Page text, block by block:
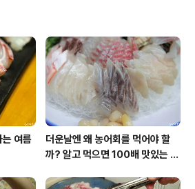
는 방법 당신의 다이어
짱과 몸짱이 선천적으로
는 것. TV 에서 비춰지는
진 초콜릿 복근을 가진 미
트를 병행하면서 다져진
는 여름
더운날엔 왜 농어회를 먹어야 할
까? 알고 먹으면 100배 맛있는 농